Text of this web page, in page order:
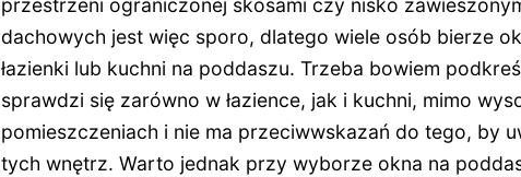
przestrzeni ograniczonej skosami czy nisko
dachowych jest więc sporo, dlatego wiele osób bierze
łazienki lub kuchni na poddaszu. Trzeba bowiem
sprawdzi się zarówno w łazience, jak i kuchni, mimo
pomieszczeniach i nie ma przeciwwskazań do tego, by
tych wnętrz. Warto jednak przy wyborze okna na